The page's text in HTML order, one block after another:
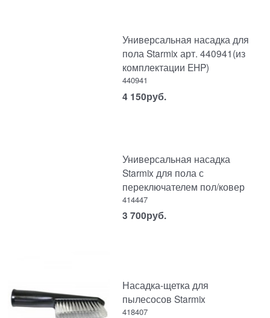
Универсальная насадка для
пола Starmix арт. 440941(из
комплектации EHP)
440941
4 150руб.
Универсальная насадка
Starmix для пола с
переключателем пол/ковер
414447
3 700руб.
Насадка-щетка для
пылесосов Starmix
418407